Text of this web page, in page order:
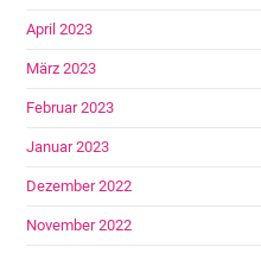
April 2023
März 2023
Februar 2023
Januar 2023
Dezember 2022
November 2022